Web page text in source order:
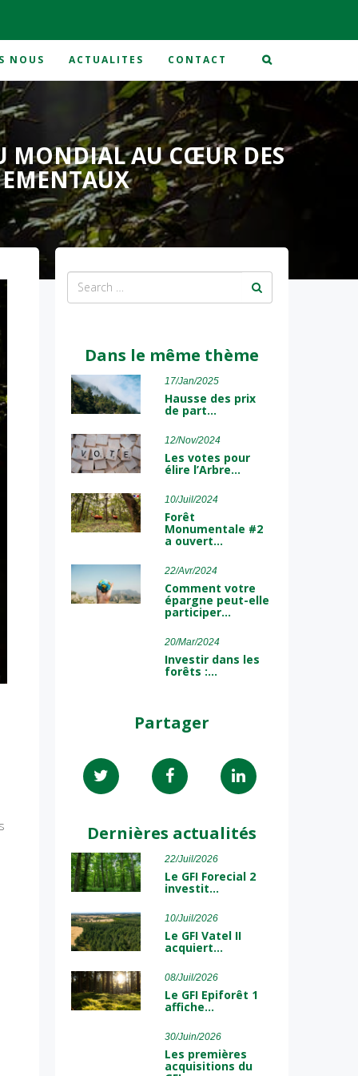
NOUS ACTUALITES CONTACT
MONDIAL AU CŒUR DES
Dans le même thème
17/Jan/2025
Hausse des prix
de part…
12/Nov/2024
Les votes pour
élire l’Arbre…
10/Juil/2024
Forêt
Monumentale #2
a ouvert…
22/Avr/2024
Comment votre
épargne peut-elle
participer…
20/Mar/2024
Investir dans les
forêts :…
Partager
Dernières actualités
22/Juil/2026
Le GFI Forecial 2
investit…
10/Juil/2026
Le GFI Vatel II
acquiert…
08/Juil/2026
Le GFI Epiforêt 1
affiche…
30/Juin/2026
Les premières
acquisitions du